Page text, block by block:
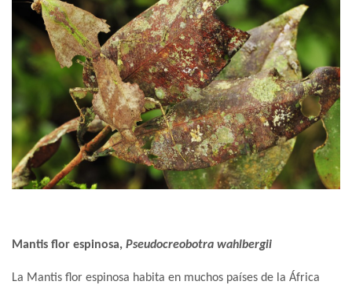
Mantis flor espinosa, Pseudocreobotra wahlbergii
La Mantis flor espinosa habita en muchos países de la África